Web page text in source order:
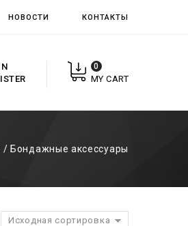
НОВОСТИ КОНТАКТЫ
0
MY CART
/ Бондажные аксессуары
Исходная сортировка